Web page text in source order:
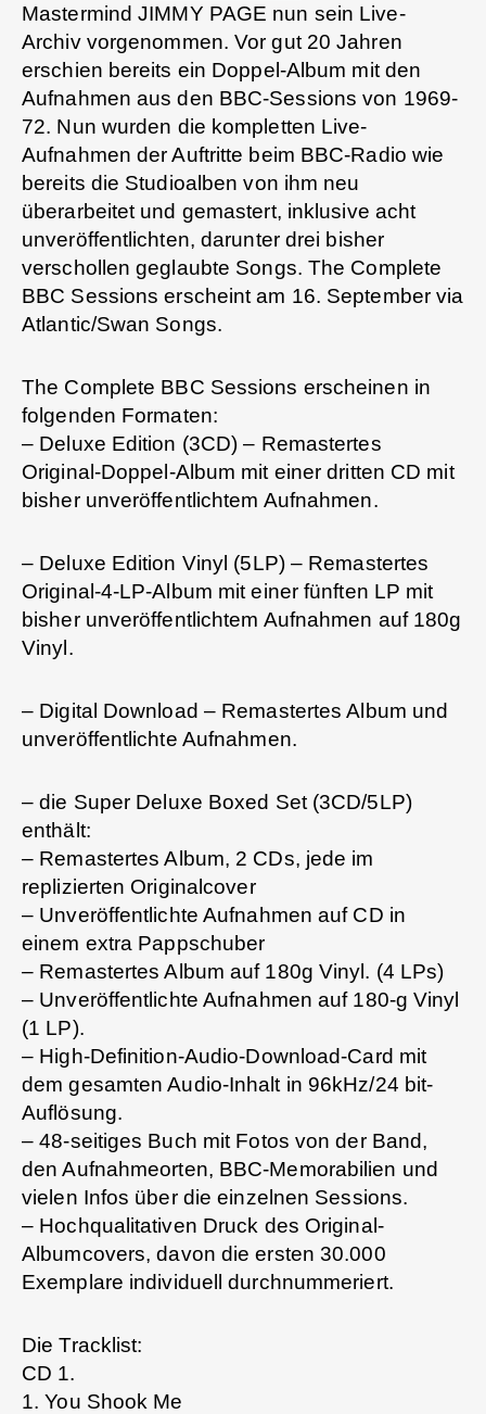
Mastermind JIMMY PAGE nun sein Live-
Archiv vorgenommen. Vor gut 20 Jahren
erschien bereits ein Doppel-Album mit den
Aufnahmen aus den BBC-Sessions von 1969-
72. Nun wurden die kompletten Live-
Aufnahmen der Auftritte beim BBC-Radio wie
bereits die Studioalben von ihm neu
überarbeitet und gemastert, inklusive acht
unveröffentlichten, darunter drei bisher
verschollen geglaubte Songs. The Complete
BBC Sessions erscheint am 16. September via
Atlantic/Swan Songs.
The Complete BBC Sessions erscheinen in
folgenden Formaten:
– Deluxe Edition (3CD) – Remastertes
Original-Doppel-Album mit einer dritten CD mit
bisher unveröffentlichtem Aufnahmen.
– Deluxe Edition Vinyl (5LP) – Remastertes
Original-4-LP-Album mit einer fünften LP mit
bisher unveröffentlichtem Aufnahmen auf 180g
Vinyl.
– Digital Download – Remastertes Album und
unveröffentlichte Aufnahmen.
– die Super Deluxe Boxed Set (3CD/5LP)
enthält:
– Remastertes Album, 2 CDs, jede im
replizierten Originalcover
– Unveröffentlichte Aufnahmen auf CD in
einem extra Pappschuber
– Remastertes Album auf 180g Vinyl. (4 LPs)
– Unveröffentlichte Aufnahmen auf 180-g Vinyl
(1 LP).
– High-Definition-Audio-Download-Card mit
dem gesamten Audio-Inhalt in 96kHz/24 bit-
Auflösung.
– 48-seitiges Buch mit Fotos von der Band,
den Aufnahmeorten, BBC-Memorabilien und
vielen Infos über die einzelnen Sessions.
– Hochqualitativen Druck des Original-
Albumcovers, davon die ersten 30.000
Exemplare individuell durchnummeriert.
Die Tracklist:
CD 1.
1. You Shook Me